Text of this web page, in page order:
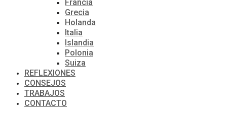
Francia
Grecia
Holanda
Italia
Islandia
Polonia
Suiza
REFLEXIONES
CONSEJOS
TRABAJOS
CONTACTO